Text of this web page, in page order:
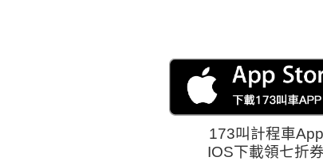
173叫計程車App
IOS下載領七折券